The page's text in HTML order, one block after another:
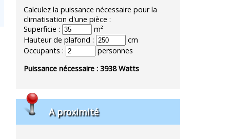
Calculez la puissance nécessaire pour la
climatisation d'une pièce :
Superficie :
m²
Hauteur de plafond :
cm
Occupants :
personnes
Puissance nécessaire :3938Watts
A proximité